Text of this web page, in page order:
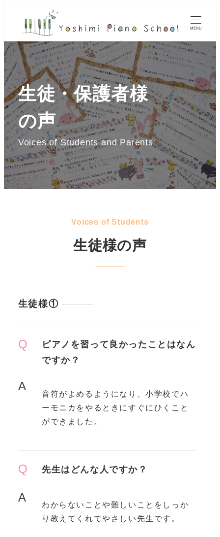
コ
ン
テ
ン
ツ
へ
移
動
MENU
生徒・保護者様
の声
Voices of Students and Parents
Voices of Students
生徒様の声
生徒様①
Q
ピアノを習って良かったことはなん
ですか？
A
音符がよめるようになり、小学校でハ
ーモニカをやるときにすぐにひくこと
ができました。
Q 先生はどんな人ですか？
A
わからないことや難しいことをしっか
り教えてくれてやさしい先生です。